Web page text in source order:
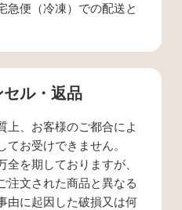
急便（冷凍）での配送と
ル・返品
上、お客様のご都合によ
お受けできません。
を期しておりますが、
注文された商品と異なる
由に起因した破損又は何